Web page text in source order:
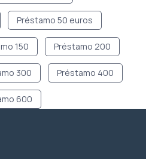
Préstamo 50 euros
150 Préstamo 200
300 Préstamo 400
600